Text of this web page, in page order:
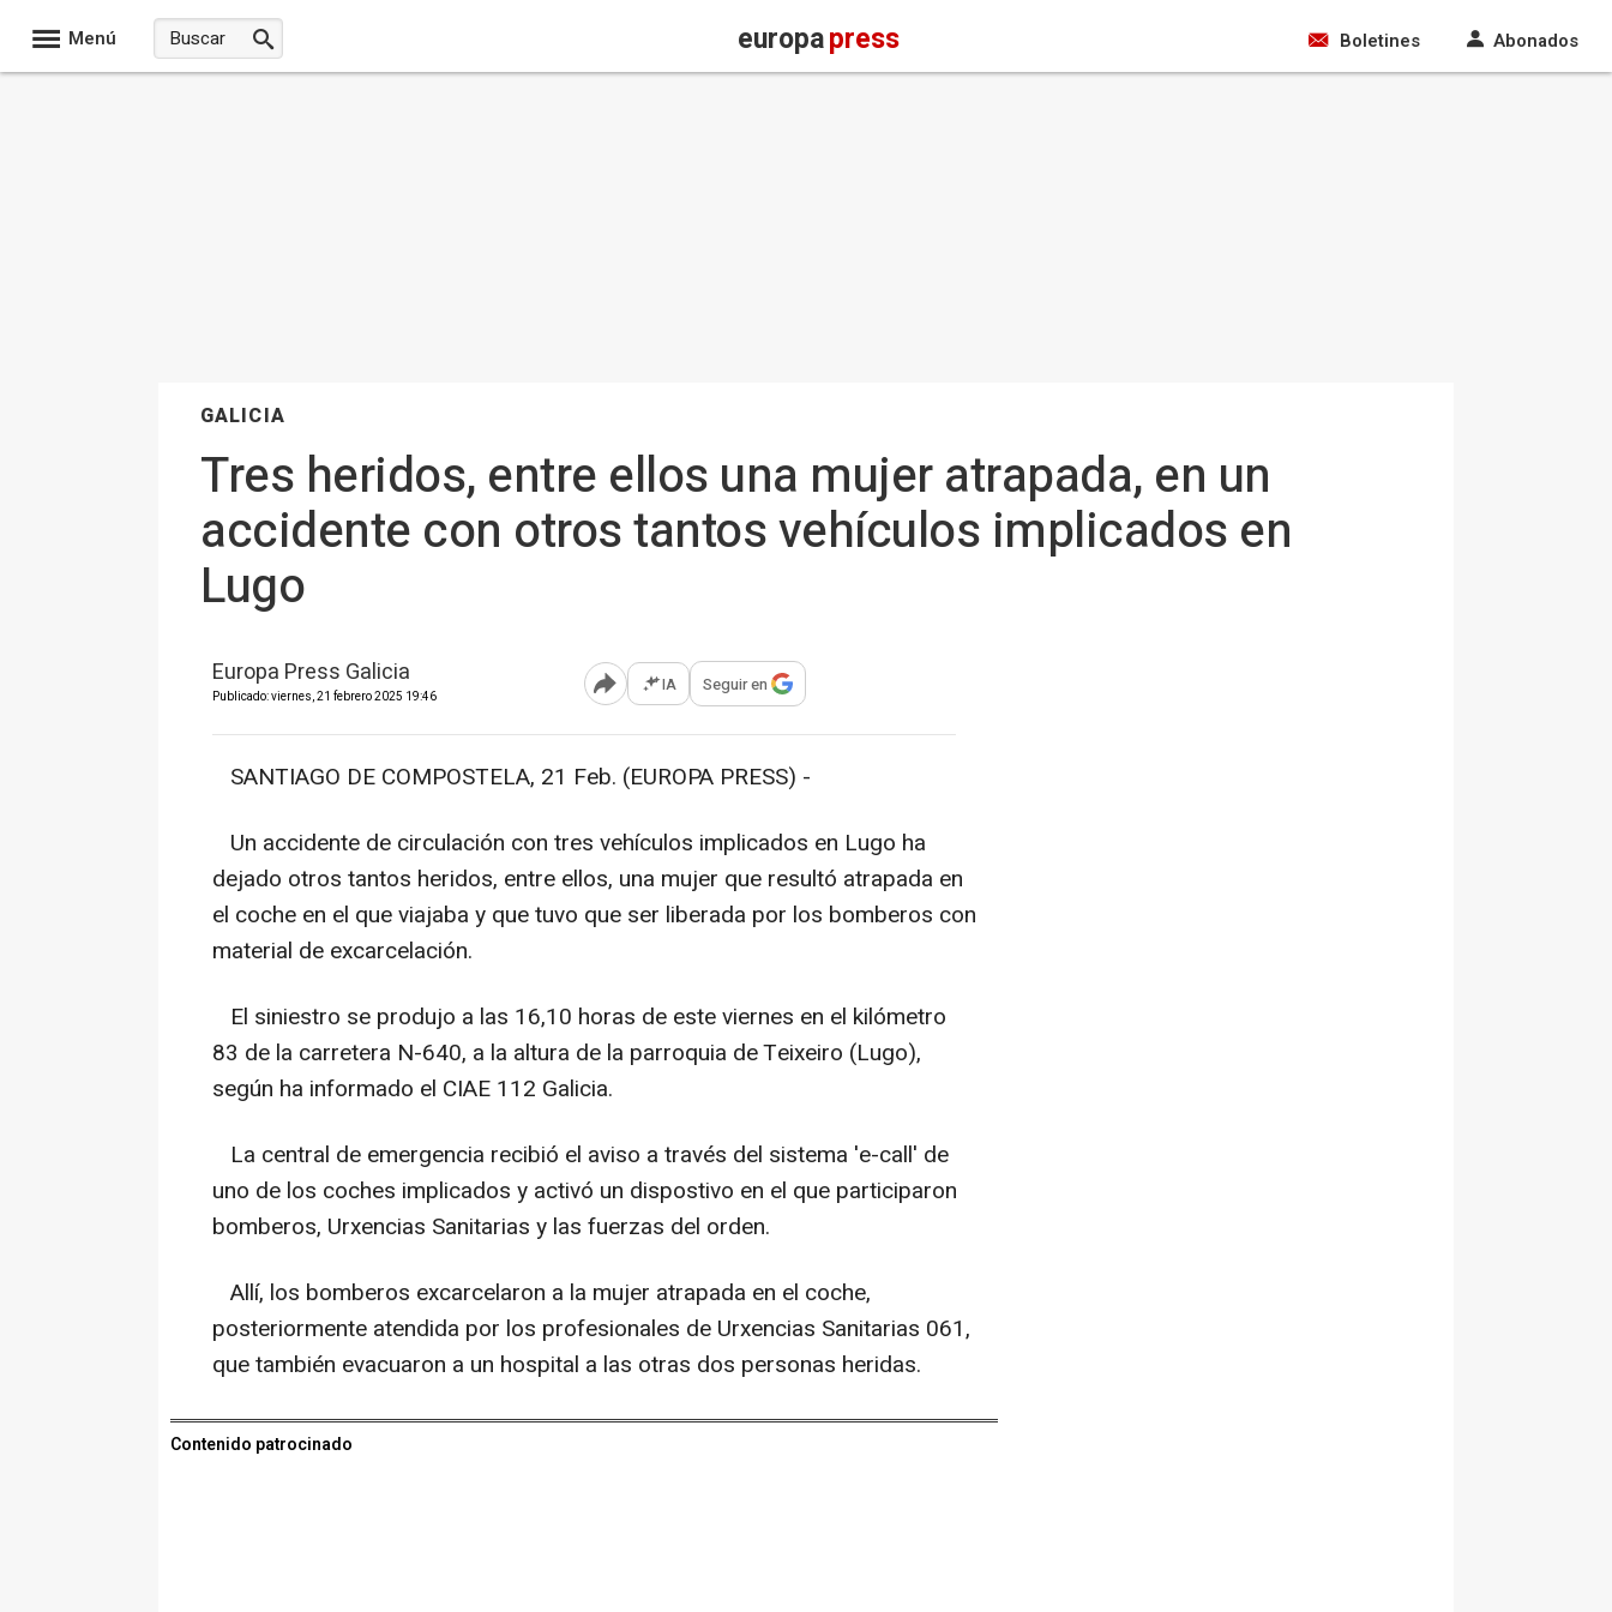
Menú europapress Boletines Abonados
GALICIA
Tres heridos, entre ellos una mujer atrapada, en un
accidente con otros tantos vehículos implicados en
Lugo
Europa Press Galicia
Publicado: viernes, 21 febrero 2025 19:46 Abrir opciones para compartir
IA Seguir en
SANTIAGO DE COMPOSTELA, 21 Feb. (EUROPA PRESS) -
Un accidente de circulación con tres vehículos implicados en Lugo ha
dejado otros tantos heridos, entre ellos, una mujer que resultó atrapada en
el coche en el que viajaba y que tuvo que ser liberada por los bomberos con
material de excarcelación.
El siniestro se produjo a las 16,10 horas de este viernes en el kilómetro
83 de la carretera N-640, a la altura de la parroquia de Teixeiro (Lugo),
según ha informado el CIAE 112 Galicia.
La central de emergencia recibió el aviso a través del sistema 'e-call' de
uno de los coches implicados y activó un dispostivo en el que participaron
bomberos, Urxencias Sanitarias y las fuerzas del orden.
Allí, los bomberos excarcelaron a la mujer atrapada en el coche,
posteriormente atendida por los profesionales de Urxencias Sanitarias 061,
que también evacuaron a un hospital a las otras dos personas heridas.
Contenido patrocinado